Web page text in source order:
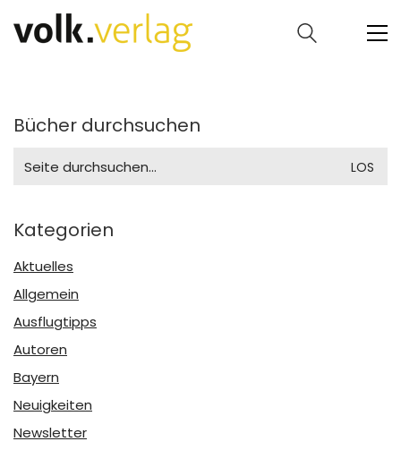
Bücher durchsuchen
for:
Kategorien
Aktuelles
Allgemein
Ausflugtipps
Autoren
Bayern
Neuigkeiten
Newsletter